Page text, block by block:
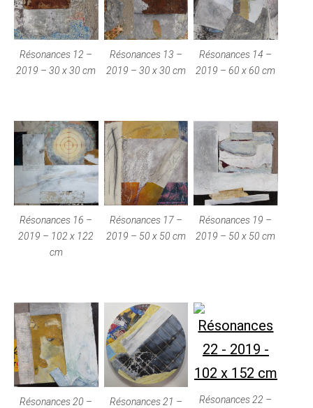
Résonances 12 –
2019 – 30 x 30 cm
Résonances 13 –
2019 – 30 x 30 cm
Résonances 14 –
2019 – 60 x 60 cm
Résonances 16 –
2019 – 102 x 122
cm
Résonances 17 –
2019 – 50 x 50 cm
Résonances 19 –
2019 – 50 x 50 cm
Résonances 20 –
Résonances 21 –
Résonances 22 –